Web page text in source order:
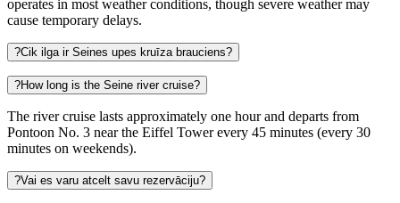
operates in most weather conditions, though severe weather may
cause temporary delays.
?Cik ilga ir Seines upes kruīza brauciens?
?How long is the Seine river cruise?
The river cruise lasts approximately one hour and departs from
Pontoon No. 3 near the Eiffel Tower every 45 minutes (every 30
minutes on weekends).
?Vai es varu atcelt savu rezervāciju?